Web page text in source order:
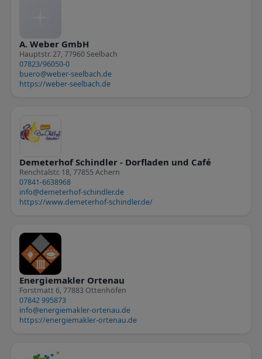
A. Weber GmbH
Hauptstr. 27, 77960 Seelbach
07823/96050-0
buero@weber-seelbach.de
https://weber-seelbach.de
Demeterhof Schindler - Dorfladen und Café
Renchtalstr. 18, 77855 Achern
07841-6638968
info@demeterhof-schindler.de
https://www.demeterhof-schindler.de/
Energiemakler Ortenau
Forstmatt 6, 77883 Ottenhöfen
07842 995873
info@energiemakler-ortenau.de
https://energiemakler-ortenau.de